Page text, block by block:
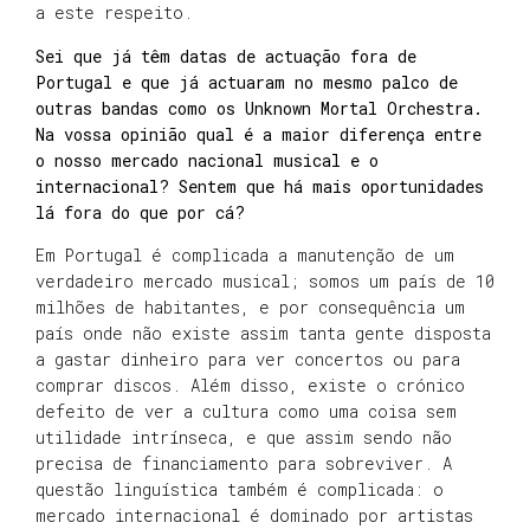
a este respeito.
Sei que já têm datas de actuação fora de
Portugal e que já actuaram no mesmo palco de
outras bandas como os Unknown Mortal Orchestra.
Na vossa opinião qual é a maior diferença entre
o nosso mercado nacional musical e o
internacional? Sentem que há mais oportunidades
lá fora do que por cá?
Em Portugal é complicada a manutenção de um
verdadeiro mercado musical; somos um país de 10
milhões de habitantes, e por consequência um
país onde não existe assim tanta gente disposta
a gastar dinheiro para ver concertos ou para
comprar discos. Além disso, existe o crónico
defeito de ver a cultura como uma coisa sem
utilidade intrínseca, e que assim sendo não
precisa de financiamento para sobreviver. A
questão linguística também é complicada: o
mercado internacional é dominado por artistas